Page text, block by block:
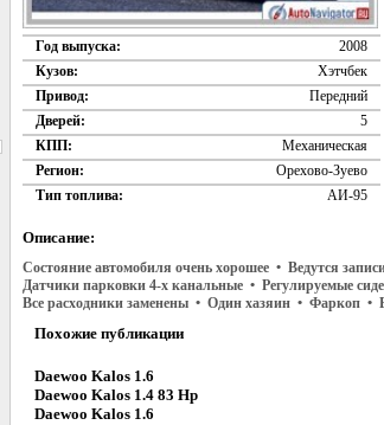
Год выпуска:
2008
Кузов:
Хэтчбек
Привод:
Передний
Дверей:
5
КПП:
Механическая
Регион:
Орехово-Зуево
Тип топлива:
АИ-95
Описание:
Состояние автомобиля очень хорошее • Ведутся
Датчики парковки 4-х канальные • Регулируемые
Все расходники заменены • Один хазяин • Фаркоп •
Похожие публикации
Daewoo Kalos 1.6
Daewoo Kalos 1.4 83 Hp
Daewoo Kalos 1.6